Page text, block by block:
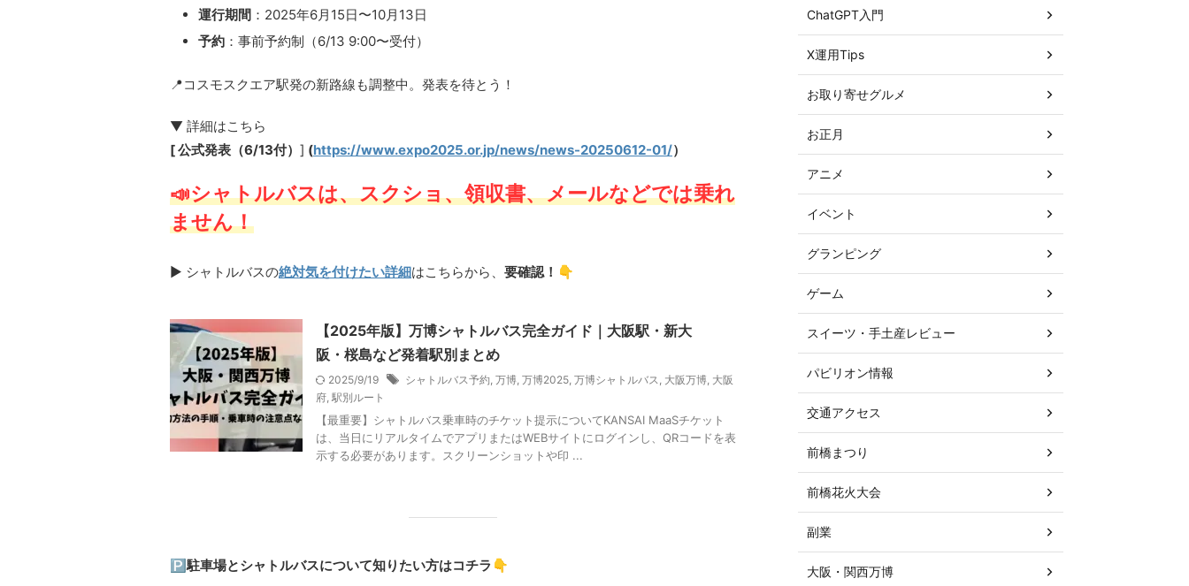
運行期間 ：2025年6月15日〜10月13日
予約 ：事前予約制（6/13 9:00〜受付）
📍コスモスクエア駅発の新路線も調整中。発表を待とう！
▼ 詳細はこちら
[ 公式発表（6/13付） ] (https://www.expo2025.or.jp/news/news-20250612-01/）
📣シャトルバスは、スクショ、領収書、メールなどでは乗れ
ません！
▶ シャトルバスの絶対気を付けたい詳細はこちらから、 要確認！ 👇
【2025年版】万博シャトルバス完全ガイド｜大阪駅・新大
阪・桜島など発着駅別まとめ
2025/9/19 シャトルバス予約 万博 万博2025 万博シャトルバス 大阪万博 大阪
府 駅別ルート
【最重要】シャトルバス乗車時のチケット提示についてKANSAI MaaSチケット
は、当日にリアルタイムでアプリまたはWEBサイトにログインし、QRコードを表
示する必要があります。スクリーンショットや印 ...
🅿️駐車場とシャトルバスについて知りたい方はコチラ 👇
ChatGPT入門
X運用Tips
お取り寄せグルメ
お正月
アニメ
イベント
グランピング
ゲーム
スイーツ・手土産レビュー
パビリオン情報
交通アクセス
前橋まつり
前橋花火大会
副業
大阪・関西万博